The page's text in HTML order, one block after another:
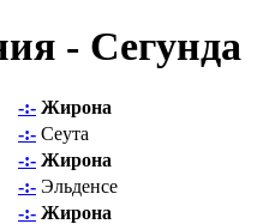
- Сегунда
-:- Жирона
-:- Сеута
-:- Жирона
-:- Эльденсе
-:- Жирона